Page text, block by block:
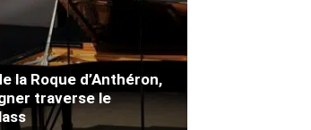
la Roque d’Anthéron,
traverse le